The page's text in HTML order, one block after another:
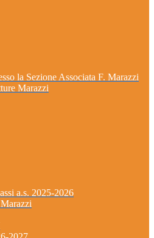
la Sezione Associata F. Marazzi
Marazzi
a.s. 2025-2026